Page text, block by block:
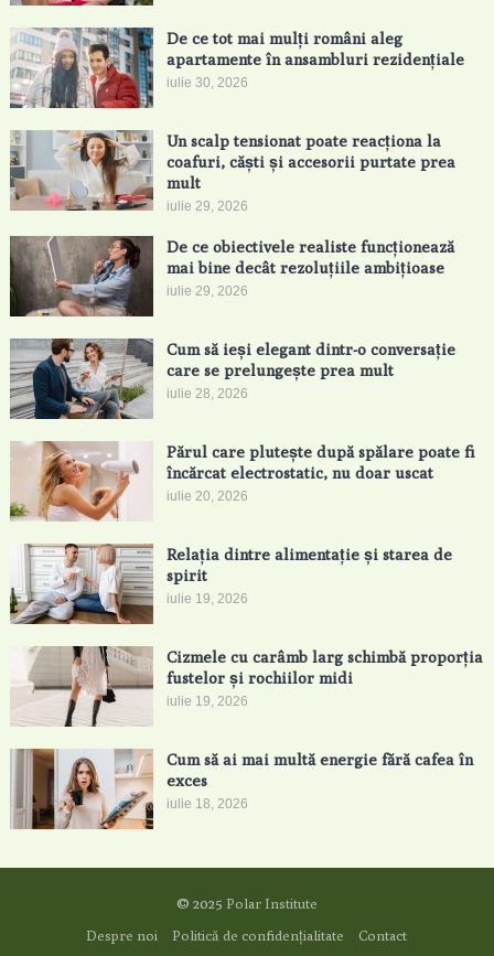
De ce tot mai mulți români aleg
apartamente în ansambluri rezidențiale
iulie 30, 2026
Un scalp tensionat poate reacționa la
coafuri, căști și accesorii purtate prea
mult
iulie 29, 2026
De ce obiectivele realiste funcționează
mai bine decât rezoluțiile ambițioase
iulie 29, 2026
Cum să ieși elegant dintr-o conversație
care se prelungește prea mult
iulie 28, 2026
Părul care plutește după spălare poate fi
încărcat electrostatic, nu doar uscat
iulie 20, 2026
Relația dintre alimentație și starea de
spirit
iulie 19, 2026
Cizmele cu carâmb larg schimbă proporția
fustelor și rochiilor midi
iulie 19, 2026
Cum să ai mai multă energie fără cafea în
exces
iulie 18, 2026
© 2025 Polar Institute
Despre noi
Politică de confidențialitate Contact